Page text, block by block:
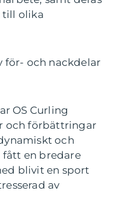
till olika
för- och nackdelar
OS Curling
och förbättringar
och
fått en bredare
blivit en sport
av